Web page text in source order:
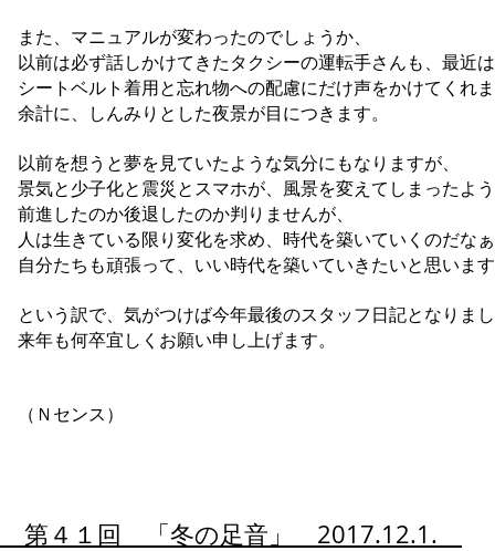
また、マニュアルが変わったのでしょうか、
以前は必ず話しかけてきたタクシーの運転手さんも、最近
シートベルト着用と忘れ物への配慮にだけ声をかけてくれ
余計に、しんみりとした夜景が目につきます。
以前を想うと夢を見ていたような気分にもなりますが、
景気と少子化と震災とスマホが、風景を変えてしまったよ
前進したのか後退したのか判りませんが、
人は生きている限り変化を求め、時代を築いていくのだな
自分たちも頑張って、いい時代を築いていきたいと思いま
という訳で、気がつけば今年最後のスタッフ日記となりま
来年も何卒宜しくお願い申し上げます。
（Ｎセンス）
第４１回 「冬の足音」 2017.12.1.